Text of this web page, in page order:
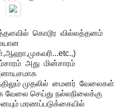
கொடூர வில்லத்தனம்
அது மின்சாரம்
முதலில் மைனர் வேலைகள்
வேலை செய்து நல்லநிலைக்கு
மரணப்படுக்கையில்